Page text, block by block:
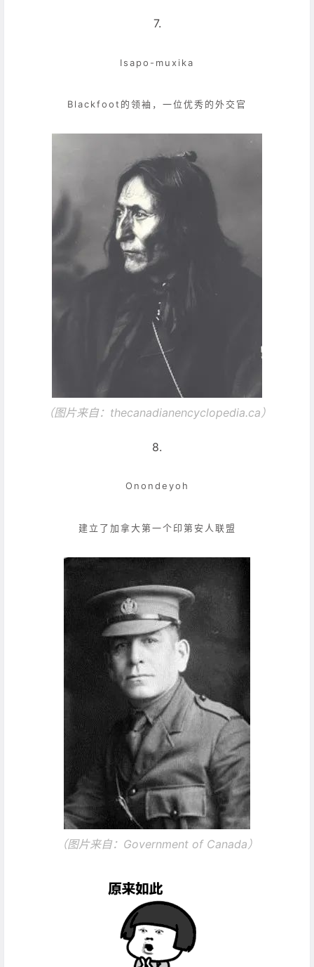
7.
Isapo-muxika
Blackfoot的领袖，一位优秀的外交官
（图片来自： thecanadianencyclopedia.ca）
8.
Onondeyoh
建立了加拿大第一个印第安人联盟
（图片来自： Government of Canada ）